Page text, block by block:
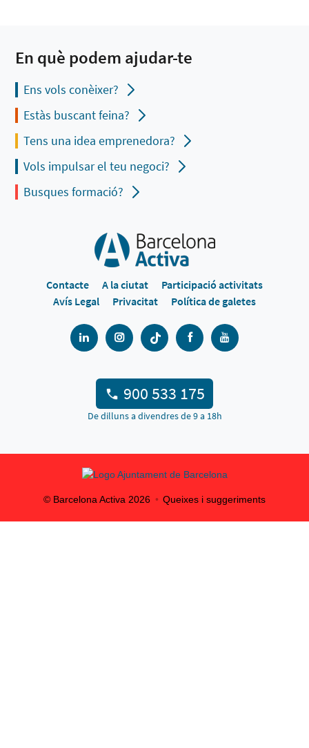
En què podem ajudar-te
Ens vols conèixer?
Estàs buscant feina?
Tens una idea emprenedora?
Vols impulsar el teu negoci?
Busques formació?
Contacte A la ciutat
Participació activitats
Avís Legal
Privacitat Política de galetes
900 533 175
De dilluns a divendres de 9 a 18h
© Barcelona Activa 2026 Queixes i suggeriments